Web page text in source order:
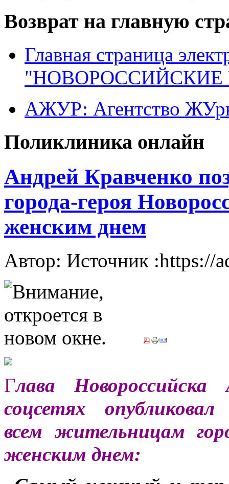
Возврат на главную
Главная страница
"НОВОРОССИЙСКИЕ
АЖУР: Агентство
Поликлиника онлайн
Андрей Кравченко
города-героя
женским днем
Автор: Источник :https://
Глава
соцсетях опубликовал
всем жительницам
женским днем: